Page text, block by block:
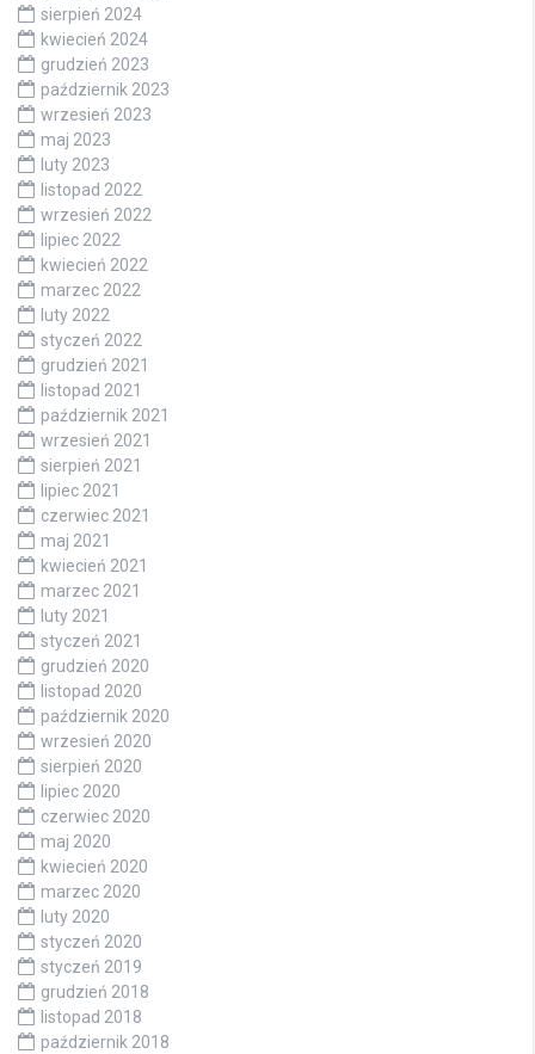
sierpień 2024
kwiecień 2024
grudzień 2023
październik 2023
wrzesień 2023
maj 2023
luty 2023
listopad 2022
wrzesień 2022
lipiec 2022
kwiecień 2022
marzec 2022
luty 2022
styczeń 2022
grudzień 2021
listopad 2021
październik 2021
wrzesień 2021
sierpień 2021
lipiec 2021
czerwiec 2021
maj 2021
kwiecień 2021
marzec 2021
luty 2021
styczeń 2021
grudzień 2020
listopad 2020
październik 2020
wrzesień 2020
sierpień 2020
lipiec 2020
czerwiec 2020
maj 2020
kwiecień 2020
marzec 2020
luty 2020
styczeń 2020
styczeń 2019
grudzień 2018
listopad 2018
październik 2018